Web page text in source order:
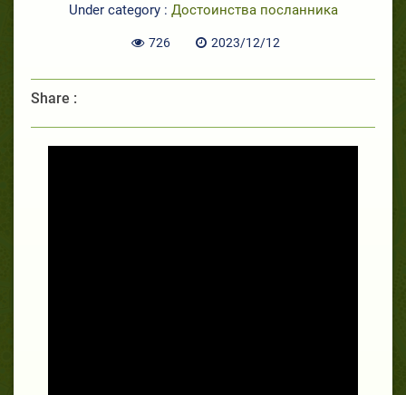
Under category : Достоинства посланника
726 2023/12/12
Share :